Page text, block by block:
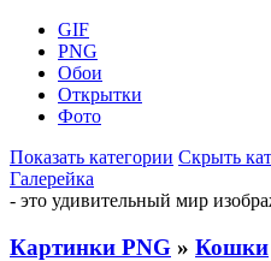
GIF
PNG
Обои
Открытки
Фото
Показать категории Скрыть
Галерейка
- это удивительный мир
Картинки PNG » Кошки